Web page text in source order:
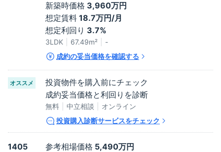
新築時価格 3,960万円
想定賃料 18.7万円/月
想定利回り 3.7%
3LDK 67.49m²
-
成約の妥当価格を確認する
オススメ
投資物件を購入前にチェック
成約妥当価格と利回りを診断
無料 中立相談
オンライン
投資購入診断サービスをチェック
1405 参考相場価格 5,490万円